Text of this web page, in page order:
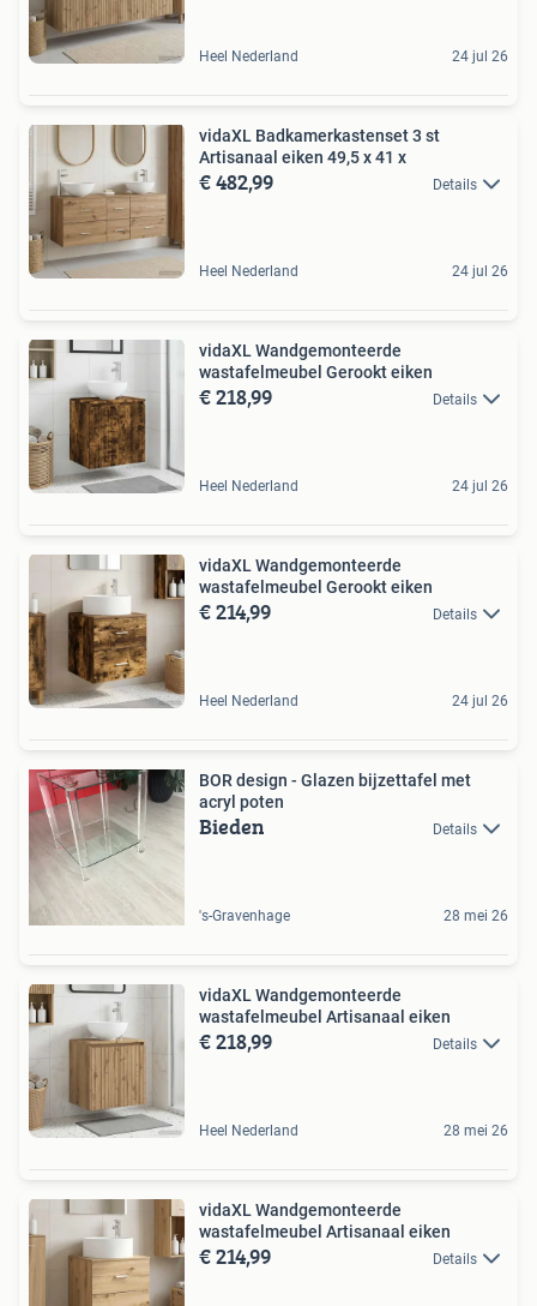
Heel Nederland 24 jul 26
vidaXL Badkamerkastenset 3 st
Artisanaal eiken 49,5 x 41 x
€ 482,99 Details
Heel Nederland 24 jul 26
vidaXL Wandgemonteerde
wastafelmeubel Gerookt eiken
€ 218,99 Details
Heel Nederland 24 jul 26
vidaXL Wandgemonteerde
wastafelmeubel Gerookt eiken
€ 214,99 Details
Heel Nederland 24 jul 26
BOR design - Glazen bijzettafel met
acryl poten
Bieden Details
's-Gravenhage 28 mei 26
vidaXL Wandgemonteerde
wastafelmeubel Artisanaal eiken
€ 218,99 Details
Heel Nederland 28 mei 26
vidaXL Wandgemonteerde
wastafelmeubel Artisanaal eiken
€ 214,99 Details